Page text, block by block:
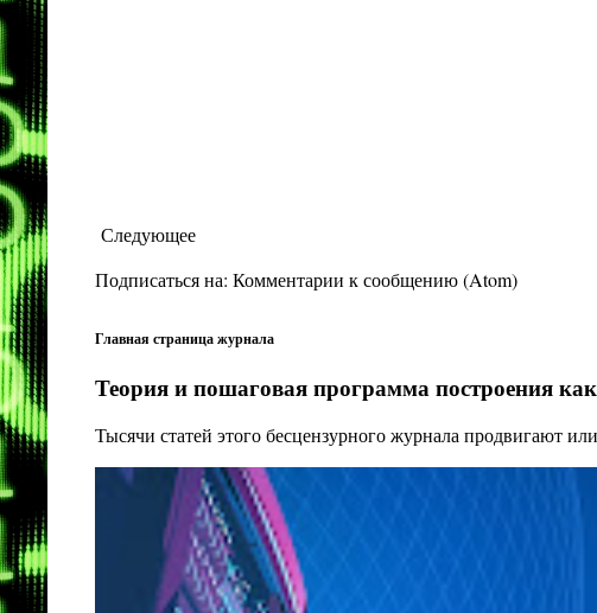
Следующее
Подписаться на: Комментарии к сообщению (Atom)
Главная страница журнала
Теория и пошаговая программа построения
Тысячи статей этого бесцензурного журнала продвигают